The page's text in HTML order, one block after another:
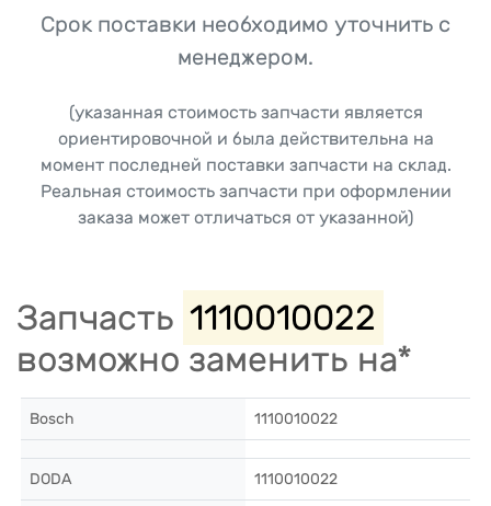
Срок поставки необходимо уточнить с
менеджером.
(указанная стоимость запчасти является
ориентировочной и была действительна на
момент последней поставки запчасти на склад.
Реальная стоимость запчасти при оформлении
заказа может отличаться от указанной)
Запчасть 1110010022
возможно заменить на*
Bosch 1110010022
DODA 1110010022